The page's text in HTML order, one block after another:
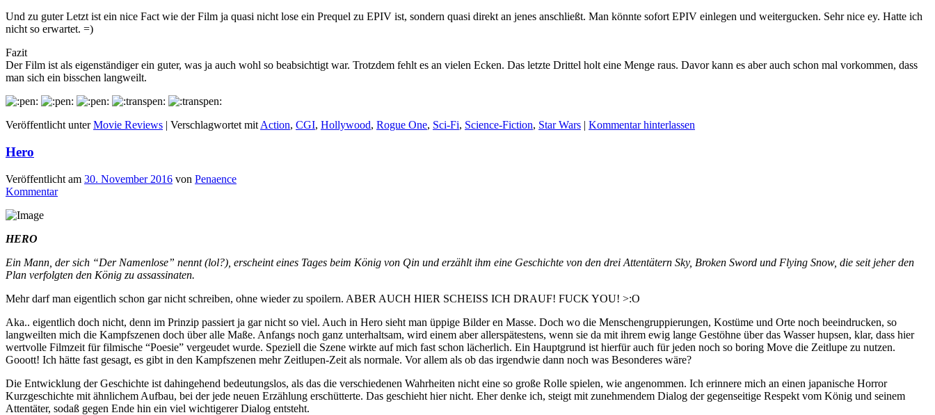
Und zu guter Letzt ist ein nice Fact wie der Film ja quasi nicht lose ein Prequel zu EPIV ist, sondern quasi direkt an jenes anschließt. Man könnte sofort EPIV einlegen und weitergucken. Sehr nice ey. Hatte ich
nicht so erwartet. =)
Fazit
Der Film ist als eigenständiger ein guter, was ja auch wohl so beabsichtigt war. Trotzdem fehlt es an vielen Ecken. Das letzte Drittel holt eine Menge raus. Davor kann es aber auch schon mal vorkommen, dass
man sich ein bisschen langweilt.
Veröffentlicht unter Movie Reviews | Verschlagwortet mitAction, CGI, Hollywood, Rogue One, Sci-Fi, Science-Fiction, Star Wars | Kommentar hinterlassen
Hero
Veröffentlicht am 30. November 2016 von Penaence
Kommentar
HERO
Ein Mann, der sich “Der Namenlose” nennt (lol?), erscheint eines Tages beim König von Qin und erzählt ihm eine Geschichte von den drei Attentätern Sky, Broken Sword und Flying Snow, die seit jeher den
Plan verfolgten den König zu assassinaten.
Mehr darf man eigentlich schon gar nicht schreiben, ohne wieder zu spoilern. ABER AUCH HIER SCHEISS ICH DRAUF! FUCK YOU! >:O
Aka.. eigentlich doch nicht, denn im Prinzip passiert ja gar nicht so viel. Auch in Hero sieht man üppige Bilder en Masse. Doch wo die Menschengruppierungen, Kostüme und Orte noch beeindrucken, so
langweilten mich die Kampfszenen doch über alle Maße. Anfangs noch ganz unterhaltsam, wird einem aber allerspätestens, wenn sie da mit ihrem ewig lange Gestöhne über das Wasser hupsen, klar, dass hier
wertvolle Filmzeit für filmische “Poesie” vergeudet wurde. Speziell die Szene wirkte auf mich fast schon lächerlich. Ein Hauptgrund ist hierfür auch für jeden noch so boring Move die Zeitlupe zu nutzen.
Gooott! Ich hätte fast gesagt, es gibt in den Kampfszenen mehr Zeitlupen-Zeit als normale. Vor allem als ob das irgendwie dann noch was Besonderes wäre?
Die Entwicklung der Geschichte ist dahingehend bedeutungslos, als das die verschiedenen Wahrheiten nicht eine so große Rolle spielen, wie angenommen. Ich erinnere mich an einen japanische Horror
Kurzgeschichte mit ähnlichem Aufbau, bei der jede neuen Erzählung erschütterte. Das geschieht hier nicht. Eher denke ich, steigt mit zunehmendem Dialog der gegenseitige Respekt vom König und seinem
Attentäter, sodaß gegen Ende hin ein viel wichtigerer Dialog entsteht.